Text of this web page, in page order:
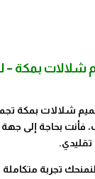
بمكة –
شلالات بمكة تجمع
فأنت بحاجة إلى
تجربة متكاملة